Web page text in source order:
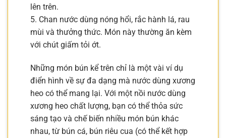
lên trên.
5. Chan nước dùng nóng hổi, rắc hành lá, rau
mùi và thưởng thức. Món này thường ăn kèm
với chút giấm tỏi ớt.
Những món bún kể trên chỉ là một vài ví dụ
điển hình về sự đa dạng mà nước dùng xương
heo có thể mang lại. Với một nồi nước dùng
xương heo chất lượng, bạn có thể thỏa sức
sáng tạo và chế biến nhiều món bún khác
nhau, từ bún cá, bún riêu cua (có thể kết hợp